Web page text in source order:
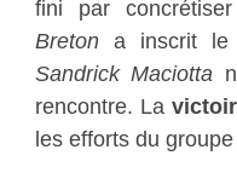
fini par
Bretona inscrit le
Sandrick Maciotta
rencontre. La
les efforts du